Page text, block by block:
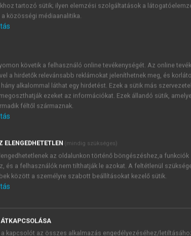
JELSZÓ
Kérek értesítést a MeRSZ
Kérek értesítést az
tartozó sütik; ilyen elemzési szolgáltatások a
a közösségi médiaanalitika.
követik a felhasználó online tevékenységét. Az online
a hirdetők relevánsabb reklámokat jeleníthetnek meg, és
alkalommal láthat egy hirdetést. Ezek a sütik más
ezeket az információkat. Ezek állandó sütik,
féltől származnak.
ELENGEDHETETLEN (mindig szükséges)
az oldalunkon történő böngészéshez,a funkciók
és a felhasználók nem tilthatják le azokat. A feltétlenül
között a személyre szabott beállításokat kezelő sütik.
kapcsolót az összes alkalmazás engedélyezéséhez/